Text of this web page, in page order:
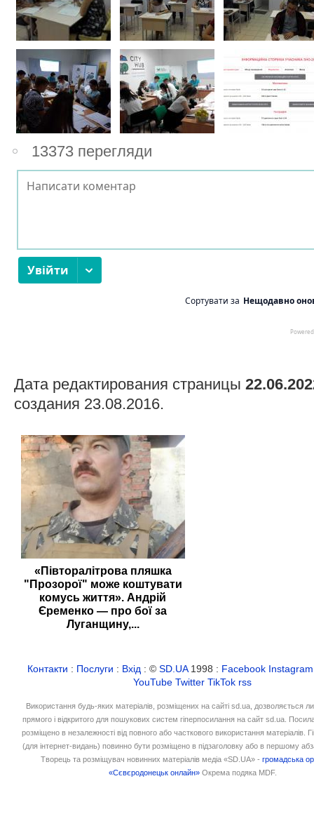
13373 перегляди
Дата редактирования страницы
создания 23.08.2016.
«Півторалітрова пляшка
"Прозорої" може коштувати
комусь життя». Андрій
Єременко — про бої за
Луганщину,...
Контакти : Послуги : Вхід : ©SD.UA1998 : Facebook Instagram
YouTube Twitter TikTok rss
Використання будь-яких матеріалів, розміщених на сайті sd.ua, дозволяється
прямого і відкритого для пошукових систем гіперпосилання на сайт sd.ua.
розміщено в незалежності від повного або часткового використання матеріалів.
(для інтернет-видань) повинно бути розміщено в підзаголовку або в першому
Творець та розміщувач новинних матеріалів медіа «SD.UA» -громадська
«Сєвєродонецьк онлайн» Окрема подяка MDF.